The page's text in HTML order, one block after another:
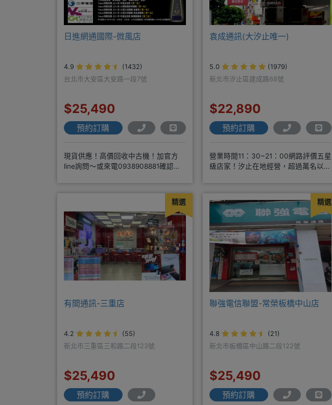
日進網通國際-微風店
4.9
(1432)
台北市大安區大安路一段7號
$25,490
預約訂購
現貨供應！高價回收中古機！加官方
line詢問～或來電0938908881確認現
袁成通訊(大汐止唯一)
5.0
(1979)
新北市汐止區建成路68號
$22,890
預約訂購
營業時間11：30~21：00網路評價五星
級店家！汐止在地經營，超過萬名以上
精選
有間通訊-三重店
4.2
(55)
新北市三重區三和路二段123號
$25,490
預約訂購
精選
聯強電信聯盟-常榮板橋中山店
4.8
(21)
新北市板橋區中山路二段122號
$25,490
預約訂購